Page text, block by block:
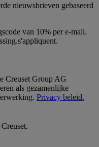
nieuwsbrieven gebaseerd
van 10% per e-mail.
Creuset Group AG
als gezamenlijke
Privacy beleid.